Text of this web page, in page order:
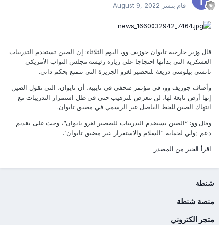
قام بنشر August 9, 2022
قال وزير خارجية تايوان جوزيف وو، اليوم الثلاثاء: إن الصين تستخدم التدريبات
العسكرية التي بدأتها احتجاجا على زيارة رئيسة مجلس النواب الأمريكي
نانسي بيلوسي ذريعة للتحضير لغزو الجزيرة التي تتمتع بحكم ذاتي.
وأضاف جوزيف وو، في مؤتمر صحفي في تايبيه، أن تايوان، التي تقول الصين
إنها أرض تابعة لها، لن تتعرض للترهيب حتى في ظل استمرار التدريبات مع
انتهاك الصين للخط الفاصل غير الرسمي في مضيق تايوان.
وقال وو: “الصين تستخدم التدريبات للتحضير لغزو تايوان”، وحث على تقديم
دعم دولي لحماية “السلام والاستقرار عبر مضيق تايوان”.
اقرأ الخبر من المصدر
شنطة
منصة شنطة
متجر الكتروني